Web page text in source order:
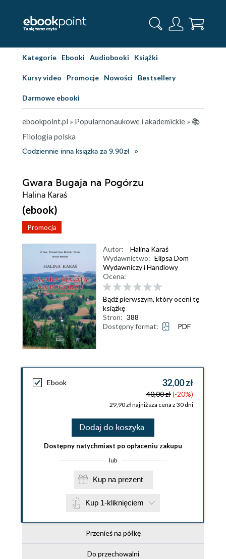
Kategorie Ebooki Audiobooki Książki
Kursy video Promocje Nowości Bestsellery
Darmowe ebooki
ebookpoint.pl » Popularnonaukowe i akademickie » 📚
Filologia polska
Codziennie inna książka za 9,90zł
Gwara Bugaja na Pogórzu
Halina Karaś
(ebook)
Promocja
Autor:
Halina Karaś
Wydawnictwo: Elipsa Dom
Wydawniczy i Handlowy
Ocena:
Bądź pierwszym, który oceni tę
książkę
Stron: 388
Dostępny format:
PDF
Ebook 32,00 zł
40,00 zł(-20%)
29,90 zł najniższa cena z 30 dni
Dodaj do koszyka
Dostępny natychmiast po opłaceniu zakupu
lub
Kup na prezent
Kup 1-kliknięciem
Przenieś na półkę
Do przechowalni